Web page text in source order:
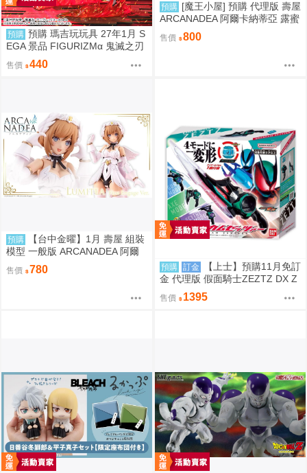
預購 預購 瑪吉玩玩具 27年1月 S
EGA 景品 FIGURIZMα 鬼滅之刃
竈門炭治郎 通透世界
售價 440
預購 [魔王小屋] 預購 代理版 壽屋
ARCANADEA 阿爾卡納蒂亞 露蜜
提雅 First Engage Ver. 組裝模型
售價 800
預購
【台中金曜】1月 壽屋 組裝
模型 一般版 ARCANADEA 阿爾
卡納蒂亞 露蜜提雅 First Engage
0819
售價 780 預購 訂金
【上士】預購11月免訂
金 代理版 假面騎士ZEZTZ DX Z
EZTZER破壞者 再版 0817
售價 1395